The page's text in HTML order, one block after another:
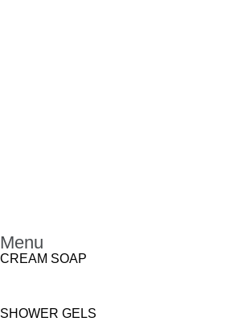
Menu
CREAM SOAP
SHOWER GELS